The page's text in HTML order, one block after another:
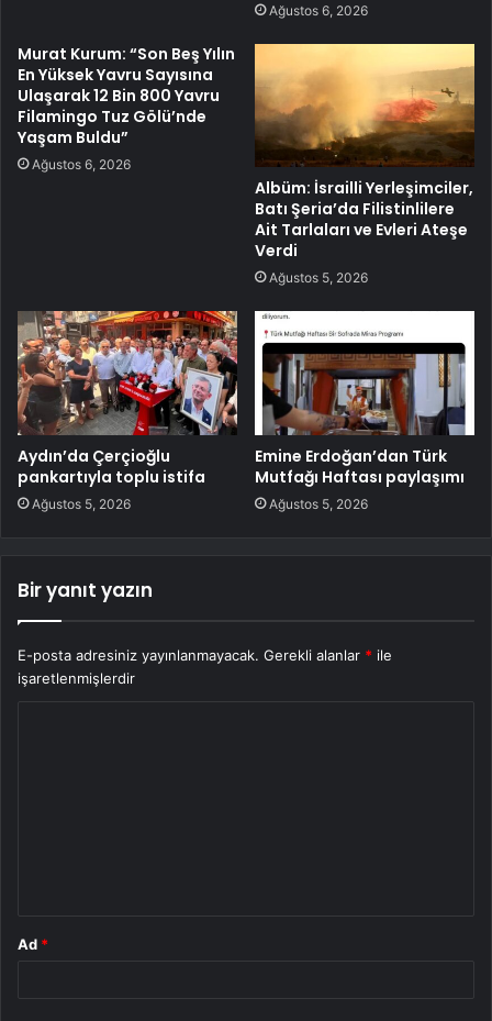
Ağustos 6, 2026
Murat Kurum: “Son Beş Yılın
En Yüksek Yavru Sayısına
Ulaşarak 12 Bin 800 Yavru
Filamingo Tuz Gölü’nde
Yaşam Buldu”
Ağustos 6, 2026
Albüm: İsrailli Yerleşimciler,
Batı Şeria’da Filistinlilere
Ait Tarlaları ve Evleri Ateşe
Verdi
Ağustos 5, 2026
Aydın’da Çerçioğlu
pankartıyla toplu istifa
Ağustos 5, 2026
Emine Erdoğan’dan Türk
Mutfağı Haftası paylaşımı
Ağustos 5, 2026
Bir yanıt yazın
E-posta adresiniz yayınlanmayacak. Gerekli alanlar * ile
işaretlenmişlerdir
Ad *